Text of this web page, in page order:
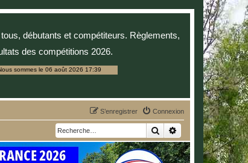
débutants et compétiteurs. Règlements,
des compétitions 2026.
sommes le 06 août 2026 17:39
Connexion
S’enregistrer
RechercherRecherche avancée